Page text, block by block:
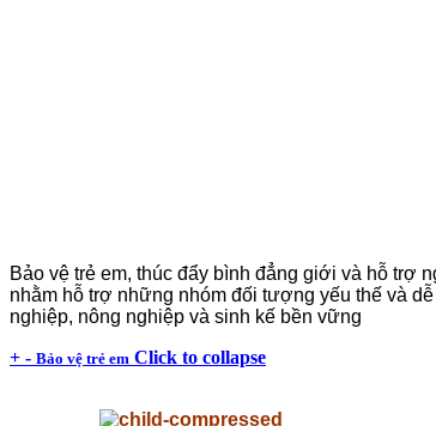
Bảo vệ trẻ em, thúc đẩy bình đẳng giới và hỗ trợ
nhằm hỗ trợ những nhóm đối tượng yếu thế và
nghiệp, nông nghiệp và sinh kế bền vững
+ - Bảo vệ trẻ em Click to collapse